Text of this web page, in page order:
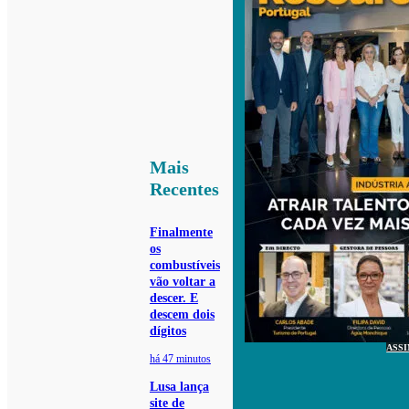
Mais
Recentes
Finalmente
os
combustíveis
vão voltar a
descer. E
descem dois
dígitos
há 47 minutos
Lusa lança
site de